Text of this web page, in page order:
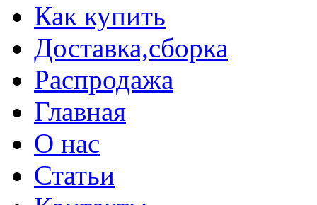
Как купить
Доставка,сборка
Распродажа
Главная
О нас
Статьи